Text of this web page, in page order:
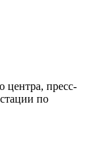
центра, пресс-
по